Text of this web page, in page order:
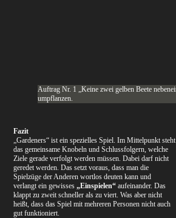
Auftrag Nr. 1 „Keine zwei gelben Beete
umpflanzen.
Fazit
„Gardeners“ ist ein spezielles Spiel. Im Mittelpunkt steht
das gemeinsame Knobeln und Schlussfolgern, welche
Ziele gerade verfolgt werden müssen. Dabei darf nicht
geredet werden. Das setzt voraus, dass man die
Spielzüge der Anderen wortlos deuten kann und
verlangt ein gewisses „Einspielen“ aufeinander. Das
klappt zu zweit schneller als zu viert. Was aber nicht
heißt, dass das Spiel mit mehreren Personen nicht auch
gut funktioniert.